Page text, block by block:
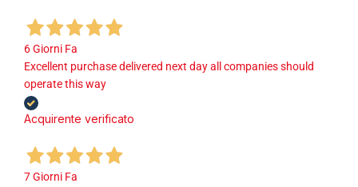
6 Giorni Fa
Excellent purchase delivered next day all companies should
operate this way
Acquirente verificato
7 Giorni Fa